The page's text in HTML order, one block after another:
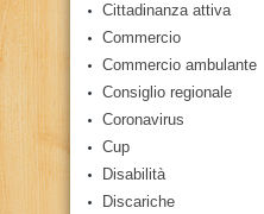
Cittadinanza attiva
Commercio
Commercio ambulante
Consiglio regionale
Coronavirus
Cup
Disabilità
Discariche